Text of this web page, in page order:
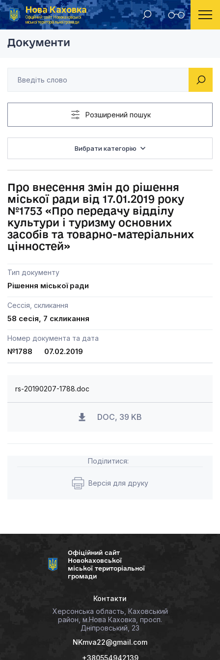
Нова Каховка
Офіційний сайт Новокаховської
міської територіальної громади
Головна Рішення Новокаховської міської ради 2019 рік Про внесення змін
Документи
Розширений пошук
Вибрати категорію
Про внесення змін до рішення
міської ради від 17.01.2019 року
№1753 «Про передачу відділу
культури і туризму основних
засобів та товарно-матеріальних
цінностей»
Тип документу
Рішення міської ради
Сессія, скликання
58 сесія, 7 скликання
Номер документа та дата
№1788 07.02.2019
rs-20190207-1788.doc
DOC, 39 KB
Поділитися:
Версія для друку
Офіційний сайт
Новокаховської
міської територіальної
громади
Контакти
Херсонська область, Каховський
район, м.Нова Каховка, просп.
Дніпровський, 23
NKmva22@gmail.com
+380554942139